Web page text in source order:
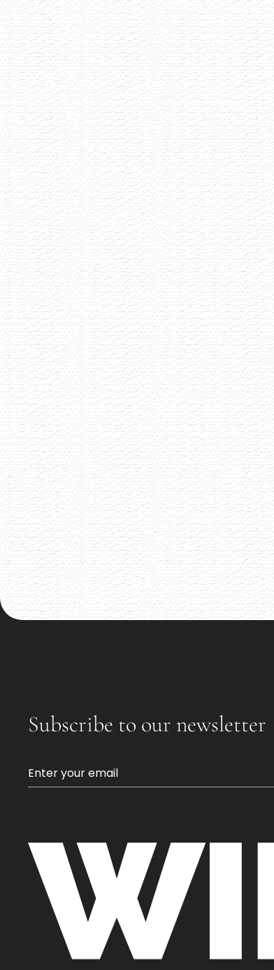
Akce již proběhla
Degustace šumivých vín
13.7.2026
Šumivé víno má mnoho tváří a my Vás zveme,
abyste s námi ochutnali 8 unikátních kousků
vyselektovaných napříč Evropou.
Subscribe to our newsletter